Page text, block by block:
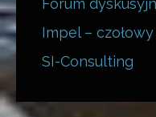
Impel –
SI-Consulting